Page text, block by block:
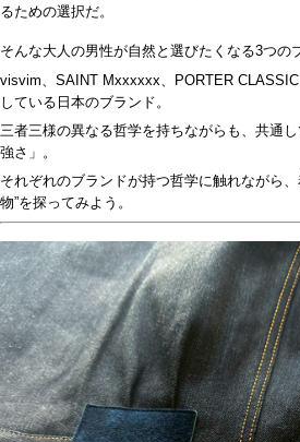
るための選択だ。
そんな大人の男性が自然と選びたくなる3つの
visvim
SAINT Mxxxxxx PORTER CLASSIC
している日本のブランド。
三者三様の異なる哲学を持ちながらも、共通
強さ」。
それぞれのブランドが持つ哲学に触れながら
物”を探ってみよう。